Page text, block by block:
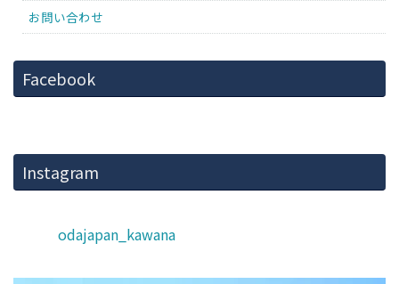
お問い合わせ
Facebook
Instagram
odajapan_kawana